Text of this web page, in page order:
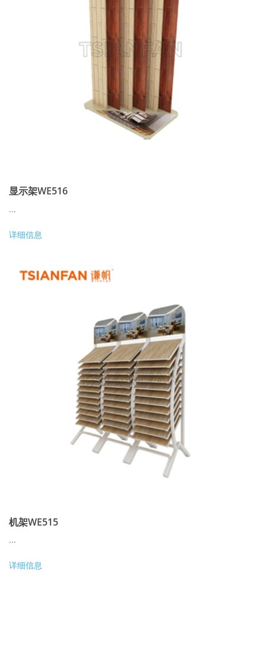
显示架WE516
...
详细信息
机架WE515
...
详细信息